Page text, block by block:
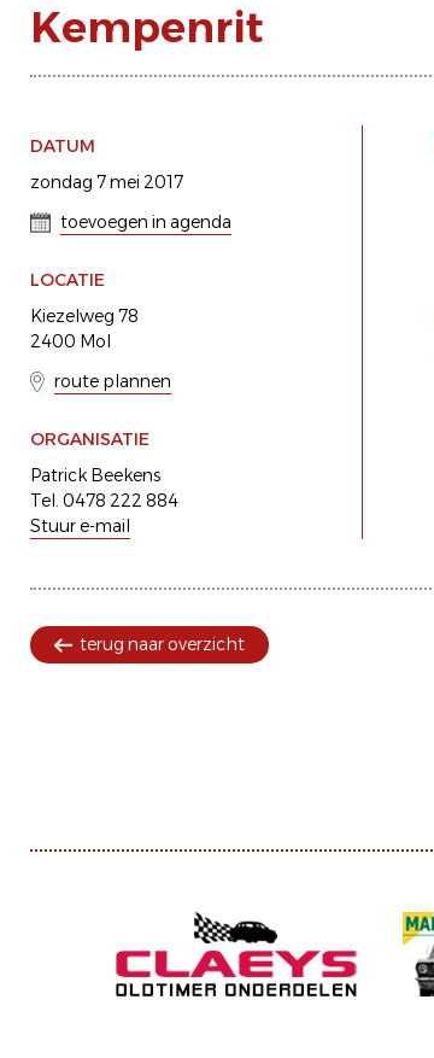
Kempenrit
DATUM
zondag 7 mei 2017
toevoegen in agenda
LOCATIE
Kiezelweg 78
2400 Mol
route plannen
ORGANISATIE
Patrick Beekens
Tel. 0478 222 884
Stuur e-mail
terug naar overzicht